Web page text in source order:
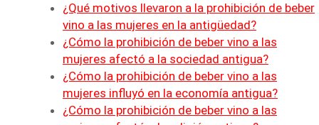
¿Qué motivos llevaron a la prohibición de beber
vino a las mujeres en la antigüedad?
¿Cómo la prohibición de beber vino a las
mujeres afectó a la sociedad antigua?
¿Cómo la prohibición de beber vino a las
mujeres influyó en la economía antigua?
¿Cómo la prohibición de beber vino a las